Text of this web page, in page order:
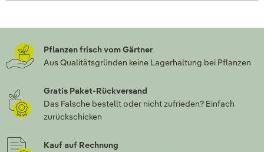
Pflanzen frisch vom Gärtner
Aus Qualitätsgründen keine Lagerhaltung bei Pflanzen
Gratis Paket-Rückversand
Das Falsche bestellt oder nicht zufrieden? Einfach
zurückschicken
Kauf auf Rechnung